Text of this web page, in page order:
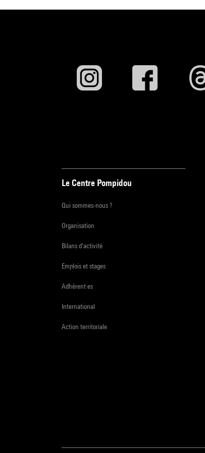
Le Centre Pompidou
Qui sommes-nous ?
Organisation
Bilans d'activité
Emplois et stages
Adhérent·es
International
Action territoriale